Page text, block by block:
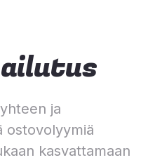
ja
ostovolyymiä
kasvattamaan